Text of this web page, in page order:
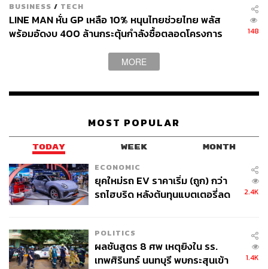
BUSINESS / TECH
LINE MAN หั่น GP เหลือ 10% หนุนไทยช่วยไทย พลัส
พร้อมอัดงบ 400 ล้านกระตุ้นกำลังซื้อตลอดโครงการ
148
MORE
MOST POPULAR
TODAY WEEK MONTH
ECONOMIC
ยุคใหม่รถ EV ราคาเริ่ม (ถูก) กว่า
รถไฮบริด หลังต้นทุนแบตเตอรี่ลด
2.4K
POLITICS
ผลชันสูตร 8 ศพ เหตุยิงใน รร.
เทพศิรินทร์ นนทบุรี พบกระสุนเข้า
1.4K